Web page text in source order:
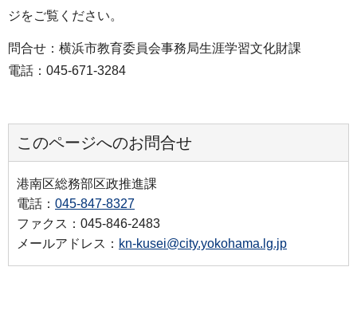
ジをご覧ください。
問合せ：横浜市教育委員会事務局生涯学習文化財課
電話：045-671-3284
このページへのお問合せ
港南区総務部区政推進課
電話： 045-847-8327
ファクス：045-846-2483
メールアドレス： kn-kusei@city.yokohama.lg.jp